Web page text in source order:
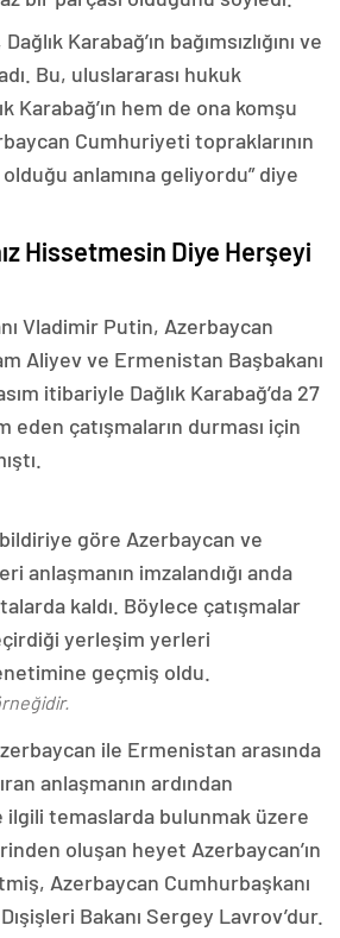
Dağlık Karabağ’ın bağımsızlığını ve
Bu, uluslararası hukuk
Karabağ’ın hem de ona komşu
Cumhuriyeti topraklarının
anlamına geliyordu” diye
Hissetmesin Diye Herşeyi
Vladimir Putin, Azerbaycan
Aliyev ve Ermenistan Başbakanı
itibariyle Dağlık Karabağ’da 27
eden çatışmaların durması için
göre Azerbaycan ve
anlaşmanın imzalandığı anda
kaldı. Böylece çatışmalar
yerleşim yerleri
geçmiş oldu.
ile Ermenistan arasında
anlaşmanın ardından
temaslarda bulunmak üzere
oluşan heyet Azerbaycan’ın
Azerbaycan Cumhurbaşkanı
Bakanı Sergey Lavrov’dur.